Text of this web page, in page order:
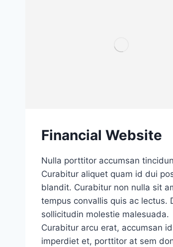
Financial Website
Nulla porttitor accumsan
Curabitur aliquet quam id dui
blandit. Curabitur non nulla sit
tempus convallis quis ac lectus.
sollicitudin molestie malesuada.
Curabitur arcu erat, accumsan id
imperdiet et, porttitor at sem